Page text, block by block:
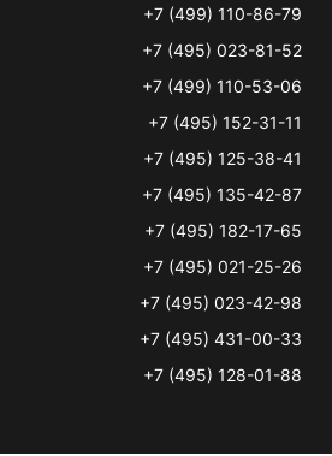
+7 (499) 110-86-79
+7 (495) 023-81-52
+7 (499) 110-53-06
+7 (495) 152-31-11
+7 (495) 125-38-41
+7 (495) 135-42-87
+7 (495) 182-17-65
+7 (495) 021-25-26
+7 (495) 023-42-98
+7 (495) 431-00-33
+7 (495) 128-01-88